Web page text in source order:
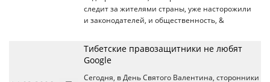
следит за жителями страны, уже насторожили
и законодателей, и общественность, &
Тибетские правозащитники не любят
Google
Сегодня, в День Святого Валентина, сторонники